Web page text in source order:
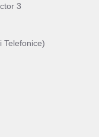
3
Telefonice)